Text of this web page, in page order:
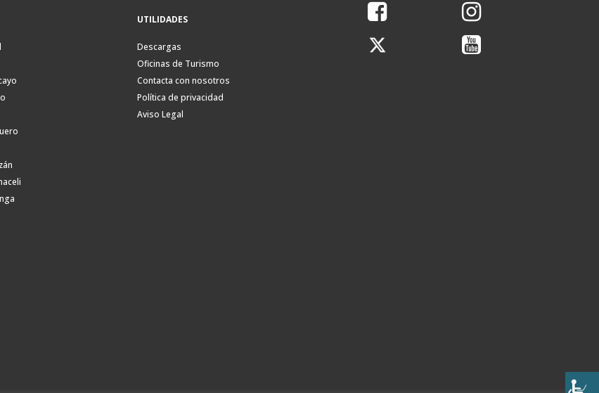
UTILIDADES
Descargas
Oficinas de Turismo
Contacta con nosotros
Política de privacidad
Aviso Legal